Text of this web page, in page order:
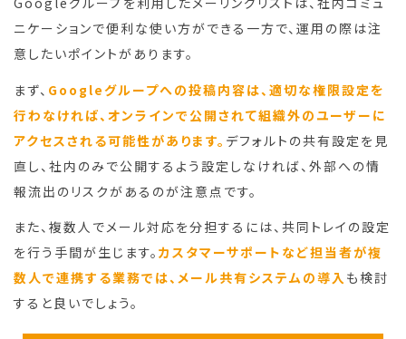
ニケーションで便利な使い方ができる一方で、運用の際は注
意したいポイントがあります。
まず、 Googleグループへの投稿内容は、適切な権限設定を
行わなければ、オンラインで公開されて組織外のユーザーに
アクセスされる可能性があります。 デフォルトの共有設定を見
直し、社内のみで公開するよう設定しなければ、外部への情
報流出のリスクがあるのが注意点です。
また、複数人でメール対応を分担するには、共同トレイの設定
を行う手間が生じます。 カスタマーサポートなど担当者が複
数人で連携する業務では、メール共有システムの導入 も検討
すると良いでしょう。